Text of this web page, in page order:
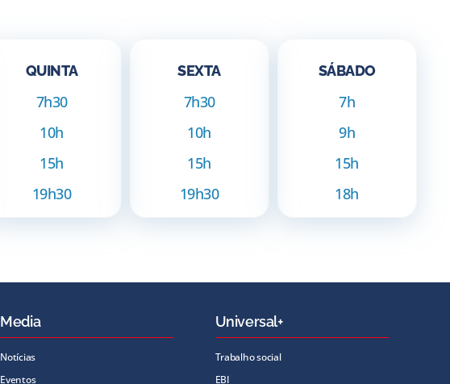
QUINTA
7h30
10h
15h
19h30
SEXTA
7h30
10h
15h
19h30
SÁBADO
7h
9h
15h
18h
Media
Notícias
Eventos
Universal+
Trabalho social
EBI